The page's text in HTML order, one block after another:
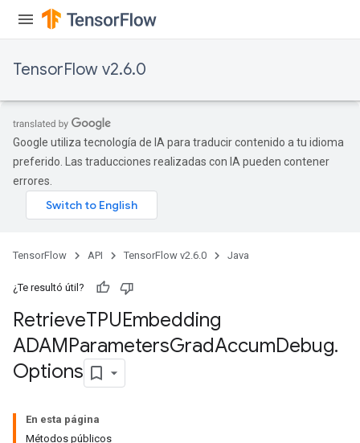
TensorFlow v2.6.0
Google utiliza tecnología de IA para traducir contenido a tu idioma
preferido. Las traducciones realizadas con IA pueden contener
errores.
TensorFlow API TensorFlow v2.6.0 Java
¿Te resultó útil?
RetrieveTPUEmbedding
ADAMParametersGradAccumDebug.
Options
En esta página
Métodos públicos